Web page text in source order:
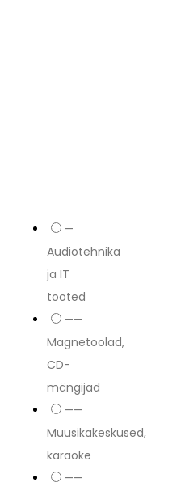
—
Audiotehnika
ja IT
tooted
——
Magnetoolad,
CD-
mängijad
——
Muusikakeskused,
karaoke
——